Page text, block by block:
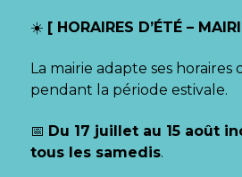
☀️ [ HORAIRES D’ÉTÉ –
La mairie adapte ses horaires
pendant la période estivale.
📅 Du 17 juillet au 15 août
tous les samedis.